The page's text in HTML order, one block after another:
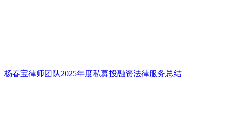
杨春宝律师团队2025年度私募投融资法律服务总结